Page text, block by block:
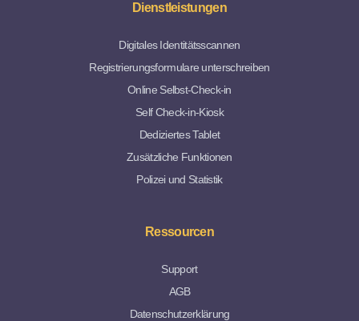
Dienstleistungen
Digitales Identitätsscannen
Registrierungsformulare unterschreiben
Online Selbst-Check-in
Self Check-in-Kiosk
Dediziertes Tablet
Zusätzliche Funktionen
Polizei und Statistik
Ressourcen
Support
AGB
Datenschutzerklärung